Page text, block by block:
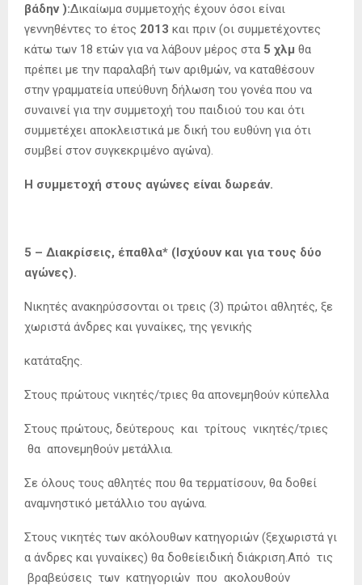
βάδην ):Δικαίωμα συμμετοχής έχουν όσοι είναι
γεννηθέντες το έτος 2013 και πριν (οι συμμετέχοντες
κάτω των 18 ετών για να λάβουν μέρος στα 5 χλμ θα
πρέπει με την παραλαβή των αριθμών, να καταθέσουν
στην γραμματεία υπεύθυνη δήλωση του γονέα που να
συναινεί για την συμμετοχή του παιδιού του και ότι
συμμετέχει αποκλειστικά με δική του ευθύνη για ότι
συμβεί στον συγκεκριμένο αγώνα).
Η συμμετοχή στους αγώνες είναι δωρεάν.
5 – Διακρίσεις, έπαθλα* (Ισχύουν και για τους δύο
αγώνες).
Νικητές ανακηρύσσονται οι τρεις (3) πρώτοι αθλητές, ξε
χωριστά άνδρες και γυναίκες, της γενικής
κατάταξης.
Στους πρώτους νικητές/τριες θα απονεμηθούν κύπελλα
Στους πρώτους, δεύτερους και τρίτους νικητές/τριες
θα απονεμηθούν μετάλλια.
Σε όλους τους αθλητές που θα τερματίσουν, θα δοθεί
αναμνηστικό μετάλλιο του αγώνα.
Στους νικητές των ακόλουθων κατηγοριών (ξεχωριστά γι
α άνδρες και γυναίκες) θα δοθείειδική διάκριση.Από τις
βραβεύσεις των κατηγοριών που ακολουθούν